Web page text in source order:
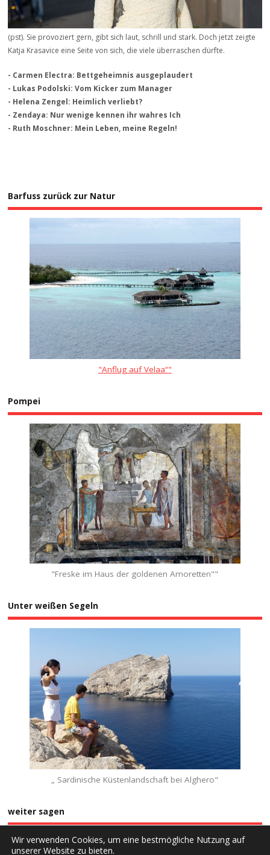
(pst). Sie provoziert gern, gibt sich laut, schrill und stark. Doch jetzt zeigte
Katja Krasavice eine Seite von sich, die viele überraschen dürfte.
- Carmen Electra: Bettgeheimnis ausgeplaudert
- Lukas Podolski: Vom Kicker zum Manager
- Helena Zengel: Heimlich verliebt?
- Zendaya: Nur wenige kennen ihr wahres Ich
- Ruth Moschner: Mein Leben, meine Regeln!
Barfuss zurück zur Natur
"Anflug auf Velaa“"
Pompei
"Freske im Haus der goldenen Amoretten""
Unter weißen Segeln
„ Sardinische Küstenlandschaft bei Alghero"
weiter sagen
Wir verwenden Cookies, um eine bestmögliche Nutzung auf
unserer Website zu bieten.